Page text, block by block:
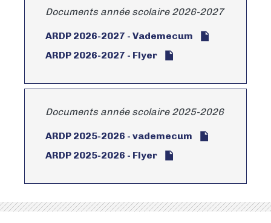
Documents année scolaire 2026-2027
ARDP 2026-2027 - Vademecum
ARDP 2026-2027 - Flyer
Documents année scolaire 2025-2026
ARDP 2025-2026 - vademecum
ARDP 2025-2026 - Flyer